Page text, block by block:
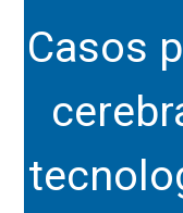
Casos